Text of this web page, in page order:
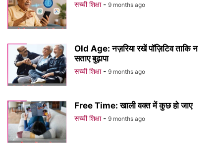
सच्ची शिक्षा - 9 months ago
Old Age: नज़रिया रखें पॉज़िटिव ताकि न
सताए बुढ़ापा
सच्ची शिक्षा - 9 months ago
Free Time: खाली वक्त में कुछ हो जाए
सच्ची शिक्षा - 9 months ago